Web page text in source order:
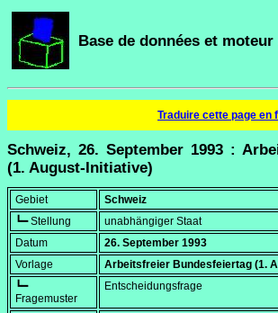
Base de données et
Traduire cette page en
Schweiz, 26. September 1993 :
(1. August-Initiative)
Gebiet
Schweiz
┗━ Stellung
unabhängiger Staat
Datum
26. September 1993
Vorlage
Arbeitsfreier Bundesfeiertag (1.
┗━
Fragemuster
Entscheidungsfrage